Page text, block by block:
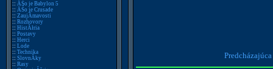
:: ÄŚo je Babylon 5
:: ÄŚo je Crusade
:: ZaujĂ­mavosti
:: Rozhovory
:: HistĂłria
:: Postavy
:: Herci
:: Lode
:: Technika
:: SlovnĂ­ky
:: Rasy
Predcházajúca